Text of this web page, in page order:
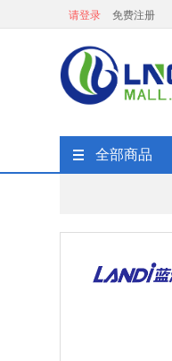
请登录 免费注册
全部商品